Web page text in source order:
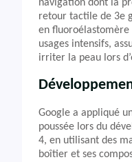
navigation dont la
retour tactile de 3e
en
usages intensifs,
irriter la peau lors
Google a appliqué
poussée lors du
4, en utilisant des
boîtier et ses